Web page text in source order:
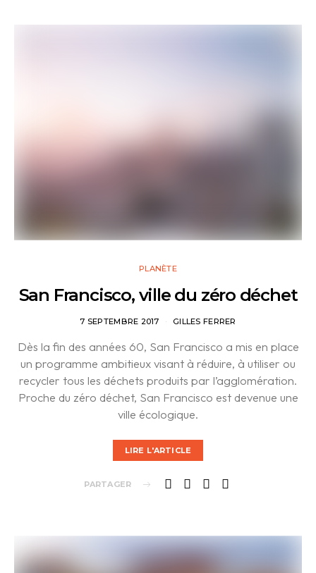
PLANÈTE
San Francisco, ville du zéro déchet
7 SEPTEMBRE 2017 GILLES FERRER
Dès la fin des années 60, San Francisco a mis en place
un programme ambitieux visant à réduire, à utiliser ou
recycler tous les déchets produits par l’agglomération.
Proche du zéro déchet, San Francisco est devenue une
ville écologique.
LIRE L'ARTICLE
PARTAGER